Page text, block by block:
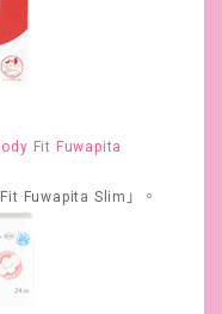
Fit Fuwapita
Fuwapita Slim」。